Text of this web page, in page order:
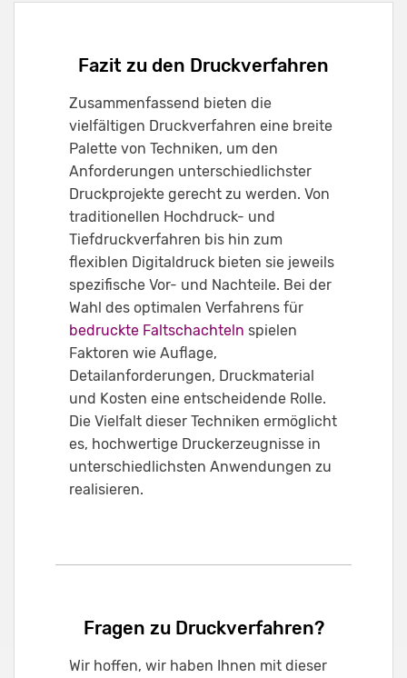
Fazit zu den Druckverfahren
Zusammenfassend bieten die
vielfältigen Druckverfahren eine breite
Palette von Techniken, um den
Anforderungen unterschiedlichster
Druckprojekte gerecht zu werden. Von
traditionellen Hochdruck- und
Tiefdruckverfahren bis hin zum
flexiblen Digitaldruck bieten sie jeweils
spezifische Vor- und Nachteile. Bei der
Wahl des optimalen Verfahrens für
bedruckte Faltschachteln spielen
Faktoren wie Auflage,
Detailanforderungen, Druckmaterial
und Kosten eine entscheidende Rolle.
Die Vielfalt dieser Techniken ermöglicht
es, hochwertige Druckerzeugnisse in
unterschiedlichsten Anwendungen zu
realisieren.
Fragen zu Druckverfahren?
Wir hoffen, wir haben Ihnen mit dieser